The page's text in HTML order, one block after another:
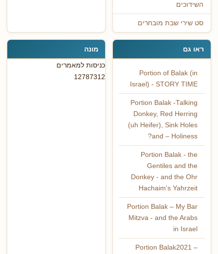
השידוכים
סט שירי שבת מובחרים
ראו גם
Portion of Balak (in
Israel) - STORY TIME
Portion Balak -Talking
Donkey, Red Herring
(uh Heifer), Sink Holes
and – Holiness?
Portion Balak - the
Gentiles and the
Donkey - and the Ohr
Hachaim's Yahrzeit
Portion Balak – My Bar
Mitzva - and the Arabs
in Israel
Portion Balak2021 –
מונה
כניסות למאמרים
12787312